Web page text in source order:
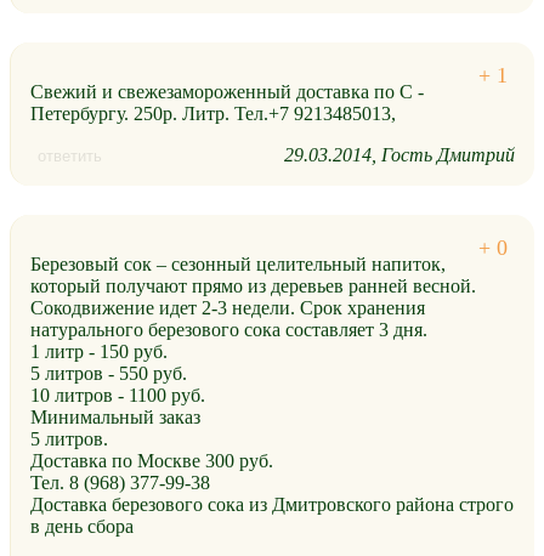
Свежий и свежезамороженный доставка по С -
Петербургу. 250р. Литр. Тел.+7 9213485013,
ответить 29.03.2014 Гость Дмитрий
Березовый сок – сезонный целительный напиток,
который получают прямо из деревьев ранней весной.
Сокодвижение идет 2-3 недели. Срок хранения
натурального березового сока составляет 3 дня.
1 литр - 150 руб.
5 литров - 550 руб.
10 литров - 1100 руб.
Минимальный заказ
5 литров.
Доставка по Москве 300 руб.
Тел. 8 (968) 377-99-38
Доставка березового сока из Дмитровского района строго
в день сбора